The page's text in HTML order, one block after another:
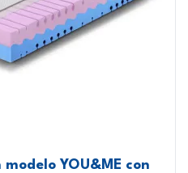
YOU&ME con